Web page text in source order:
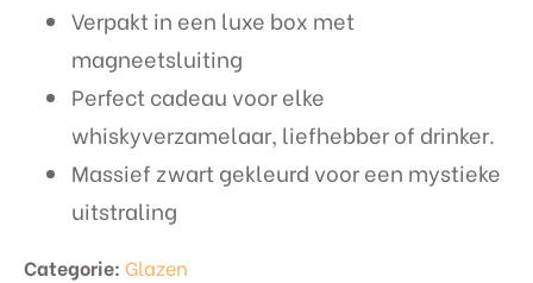
Verpakt in een luxe box met
magneetsluiting
Perfect cadeau voor elke
whiskyverzamelaar, liefhebber of drinker.
Massief zwart gekleurd voor een mystieke
uitstraling
Categorie: Glazen